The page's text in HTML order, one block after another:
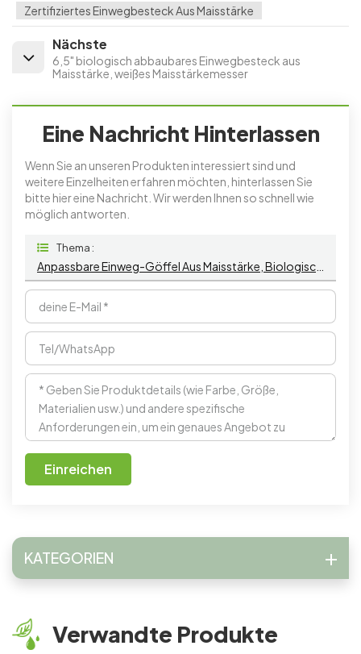
Zertifiziertes Einwegbesteck Aus Maisstärke
Nächste
6,5" biologisch abbaubares Einwegbesteck aus
Maisstärke, weißes Maisstärkemesser
Eine Nachricht Hinterlassen
Wenn Sie an unseren Produkten interessiert sind und
weitere Einzelheiten erfahren möchten, hinterlassen Sie
bitte hier eine Nachricht. Wir werden Ihnen so schnell wie
möglich antworten.
Thema :
Einreichen
KATEGORIEN
Verwandte Produkte